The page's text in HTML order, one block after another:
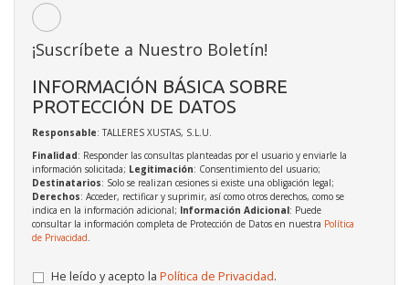
¡Suscríbete a Nuestro Boletín!
INFORMACIÓN BÁSICA SOBRE
PROTECCIÓN DE DATOS
Responsable: TALLERES XUSTAS, S.L.U.
Finalidad: Responder las consultas planteadas por el usuario y enviarle la
información solicitada; Legitimación: Consentimiento del usuario;
Destinatarios: Solo se realizan cesiones si existe una obligación legal;
Derechos: Acceder, rectificar y suprimir, así como otros derechos, como se
indica en la información adicional; Información Adicional: Puede
consultar la información completa de Protección de Datos en nuestra Política
de Privacidad
He leído y acepto la Política de Privacidad.